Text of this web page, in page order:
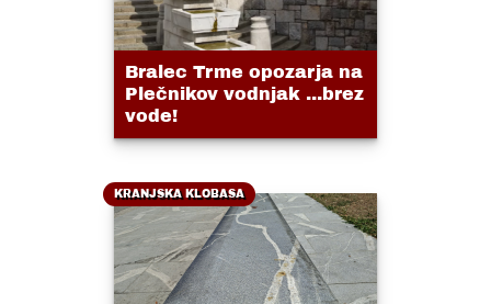
Bralec Trme opozarja na
Plečnikov vodnjak ...brez
vode!
KRANJSKA KLOBASA